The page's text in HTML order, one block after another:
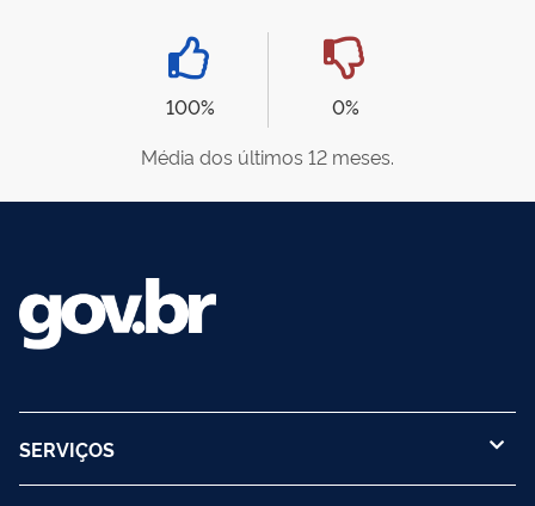
100%
0%
Média dos últimos 12 meses.
SERVIÇOS